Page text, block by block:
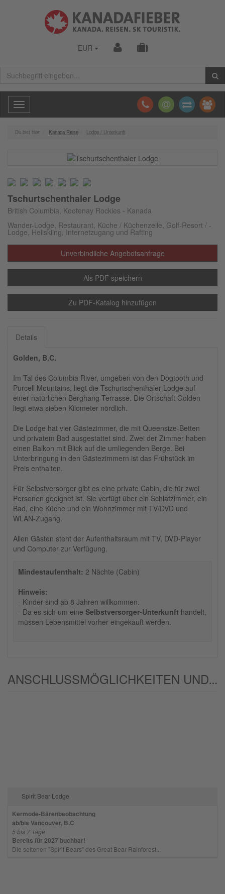
EUR
Toggle
navigation
Du bist hier: Kanada Reise Lodge / Unterkunft
Tschurtschenthaler Lodge
British Columbia, Kootenay Rockies - Kanada
Wander-Lodge, Restaurant, Küche / Küchenzeile, Golf-Resort / -
Lodge, Heliskiing, Internetzugang und Rafting
Unverbindliche Angebotsanfrage
Als PDF speichern
Zu PDF-Katalog hinzufügen
Details
Golden, B.C.
Im Tal des Columbia River, umgeben von den Dogtooth und
Purcell Mountains, liegt die Tschurtschenthaler Lodge auf
einer natürlichen Berghang-Terrasse. Die Ortschaft Golden
liegt etwa sieben Kilometer nördlich.
Die Lodge hat vier Gästezimmer, die mit Queensize-Betten
und privatem Bad ausgestattet sind. Zwei der Zimmer haben
einen Balkon mit Blick auf die umliegenden Berge. Bei
Unterbringung in den Gästezimmern ist das Frühstück im
Preis enthalten.
Für Selbstversorger gibt es eine private Cabin, die für zwei
Personen geeignet ist. Sie verfügt über ein Schlafzimmer, ein
Bad, eine Küche und ein Wohnzimmer mit TV/DVD und
WLAN-Zugang.
Allen Gästen steht der Aufenthaltsraum mit TV, DVD-Player
und Computer zur Verfügung.
Mindestaufenthalt: 2 Nächte (Cabin)
Hinweis:
- Kinder sind ab 8 Jahren willkommen.
- Da es sich um eine Selbstversorger-Unterkunft handelt,
müssen Lebensmittel vorher eingekauft werden.
ANSCHLUSSMÖGLICHKEITEN UND/ODER ALTERNATIVEN:
Spirit Bear Lodge
Kermode-Bärenbeobachtung
ab/bis Vancouver, B.C
5 bis 7 Tage
Bereits für 2027 buchbar!
Die seltenen "Spirit Bears" des Great Bear Rainforest...